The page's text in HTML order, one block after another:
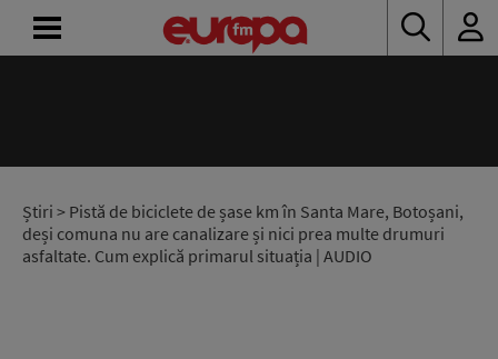
Știri > Pistă de biciclete de șase km în Santa Mare, Botoșani,
deși comuna nu are canalizare și nici prea multe drumuri
asfaltate. Cum explică primarul situația | AUDIO
RADIO
CONCURSURI